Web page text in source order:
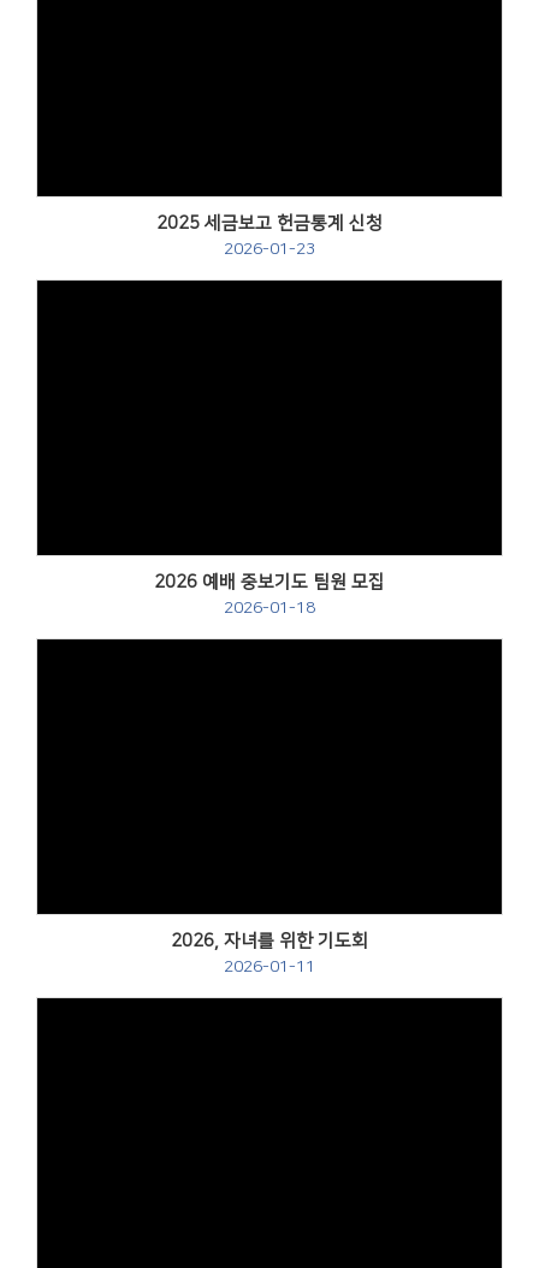
2025 세금보고 헌금통계 신청
2026-01-23
2026 예배 중보기도 팀원 모집
2026-01-18
2026, 자녀를 위한 기도회
2026-01-11